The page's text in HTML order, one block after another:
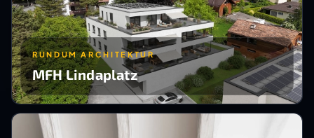
RUNDUM ARCHITEKTUR
MFH Lindaplatz